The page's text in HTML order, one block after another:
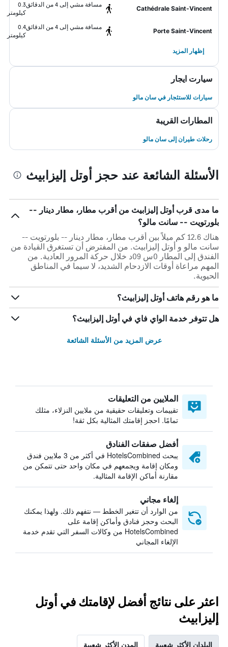
Cathédrale Saint-Vincent
مسافة مشي إلى 4 من الدقائق
0.3
كيلومتر
Porte Saint-Vincent
مسافة مشي إلى 4 من الدقائق
0.4
كيلومتر
إظهار المزيد
سيارت ايجار
سيارات للاستئجار في سان مالو
المطارات القريبة
رحلات طيران إلى سان مالو
الأسئلة الشائعة عند حجز أوتل إليزابيث
ما مدى قرب أوتل إليزابيث من أقرب مطار، مطار دينار --
بلورتويت -- سانت مالو؟
هناك 12.6 كم ميلاً بين أقرب مطار، مطار دينار -- بلورتويت --
سانت مالو و أوتل إليزابيث. من المفترض أن تستغرق القيادة من
الفندق إلى المطار 0س 09د خلال حركة المرور العادية. من
المهم مراعاة أوقات الازدحام الشديد، لا سيما في المناطق
الحيوية.
ما هو رقم هاتف أوتل إليزابيث؟
هل تتوفر خدمة الواي فاي في أوتل إليزابيث؟
عرض المزيد من الأسئلة الشائعة
الملايين من التعليقات
تقييمات وتعليقات حقيقية من ملايين النزلاء، مثلك
تمامًا. احجز إقامتك المثالية بكل ثقة!
أفضل صفقات الفنادق
يبحث HotelsCombined في أكثر من 3 ملايين فندق
ومكان إقامة ويجمعهم في مكان واحد حتى تتمكن من
مقارنة أماكن الإقامة المثالية.
إلغاء مجاني
من الوارد أن تتغير الخطط — نتفهم ذلك. ولهذا يمكنك
البحث وحجز فنادق وأماكن إقامة على
HotelsCombined من وكالات السفر التي تقدم خدمة
الإلغاء المجاني
اعثر على نتائج أفضل لإقامتك في أوتل
إليزابيث
البلدان الأكثر شعبية المدن الأكثر شعبية